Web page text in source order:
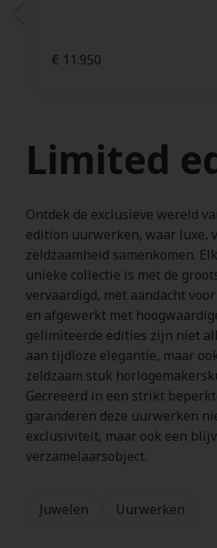
€ 11.950
Limited
Ontdek de exclusieve wereld
edition uurwerken, waar luxe,
zeldzaamheid samenkomen.
unieke collectie is met de
vervaardigd, met aandacht
en afgewerkt met
gelimiteerde edities zijn niet
aan tijdloze elegantie, maar
zeldzaam stuk
Gecreëerd in een strikt
garanderen deze uurwerken
exclusiviteit, maar ook een
verzamelaarsobject.
Juwelen Uurwerken